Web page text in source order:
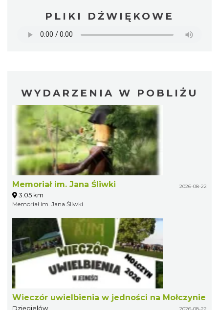
PLIKI DŹWIĘKOWE
WYDARZENIA W POBLIŻU
Memoriał im. Jana Śliwki 2026-08-22
3.05 km
Memoriał im. Jana Śliwki
Wieczór uwielbienia w jedności na Mołczynie
Dzięgielów